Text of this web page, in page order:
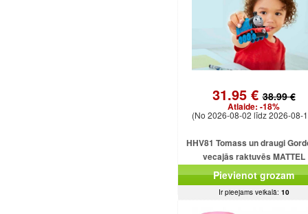
31.95 €38.99 €
Atlaide: -18%
(No 2026-08-02 līdz 2026-08-
HHV81 Tomass un draugi
vecajās raktuvēs MATTEL
Pievienot grozam
Ir pieejams veikalā: 10